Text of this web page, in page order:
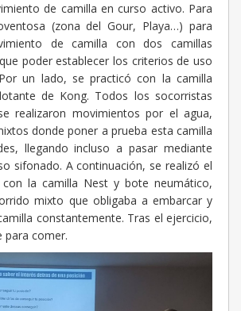
de camilla en curso activo. Para
(zona del Gour, Playa…) para
de camilla con dos camillas
poder establecer los criterios de uso
un lado, se practicó con la camilla
de Kong. Todos los socorristas
realizaron movimientos por el agua,
donde poner a prueba esta camilla
llegando incluso a pasar mediante
sifonado. A continuación, se realizó el
la camilla Nest y bote neumático,
mixto que obligaba a embarcar y
constantemente. Tras el ejercicio,
para comer.